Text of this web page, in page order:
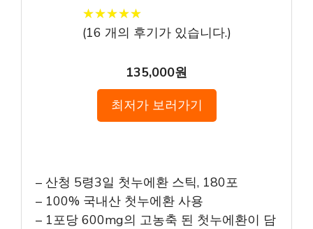
★★★★★
★★★★★
(16 개의 후기가 있습니다.)
135,000원
최저가 보러가기
– 산청 5령3일 첫누에환 스틱, 180포
– 100% 국내산 첫누에환 사용
– 1포당 600mg의 고농축 된 첫누에환이 담